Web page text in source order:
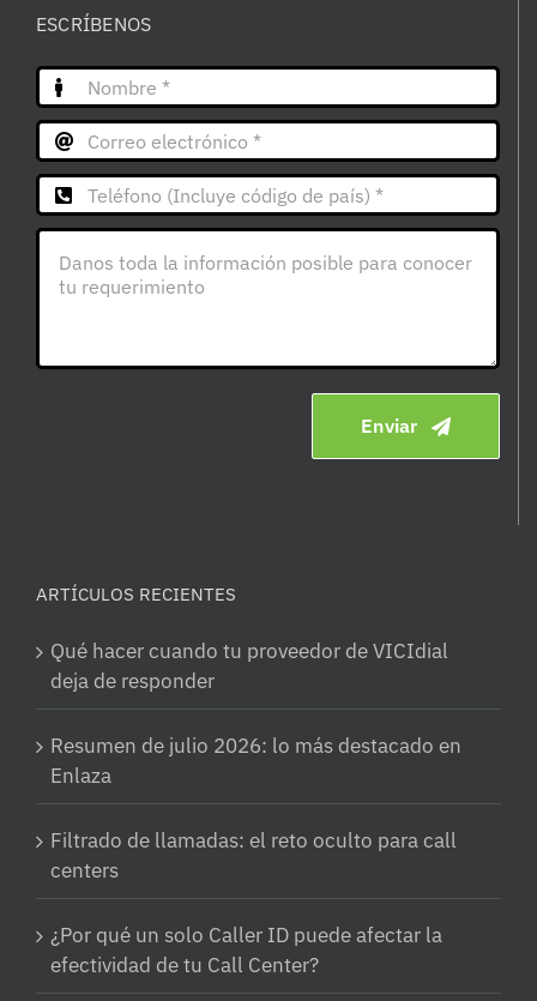
ESCRÍBENOS
Enviar
ARTÍCULOS RECIENTES
Qué hacer cuando tu proveedor de VICIdial
deja de responder
Resumen de julio 2026: lo más destacado en
Enlaza
Filtrado de llamadas: el reto oculto para call
centers
¿Por qué un solo Caller ID puede afectar la
efectividad de tu Call Center?